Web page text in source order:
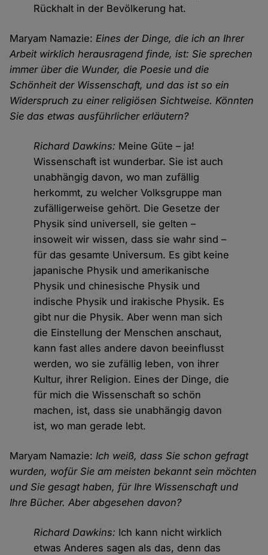
Rückhalt in der Bevölkerung hat.
Maryam Namazie:Eines der Dinge, die ich an Ihrer
Arbeit wirklich herausragend finde, ist: Sie sprechen
immer über die Wunder, die Poesie und die
Schönheit der Wissenschaft, und das ist so ein
Widerspruch zu einer religiösen Sichtweise. Könnten
Sie das etwas ausführlicher erläutern?
Richard Dawkins: Meine Güte – ja!
Wissenschaft ist wunderbar. Sie ist auch
unabhängig davon, wo man zufällig
herkommt, zu welcher Volksgruppe man
zufälligerweise gehört. Die Gesetze der
Physik sind universell, sie gelten –
insoweit wir wissen, dass sie wahr sind –
für das gesamte Universum. Es gibt keine
japanische Physik und amerikanische
Physik und chinesische Physik und
indische Physik und irakische Physik. Es
gibt nur die Physik. Aber wenn man sich
die Einstellung der Menschen anschaut,
kann fast alles andere davon beeinflusst
werden, wo sie zufällig leben, von ihrer
Kultur, ihrer Religion. Eines der Dinge, die
für mich die Wissenschaft so schön
machen, ist, dass sie unabhängig davon
ist, wo man gerade lebt.
Maryam Namazie:Ich weiß, dass Sie schon gefragt
wurden, wofür Sie am meisten bekannt sein möchten
und Sie gesagt haben, für Ihre Wissenschaft und
Ihre Bücher. Aber abgesehen davon?
Richard Dawkins: Ich kann nicht wirklich
etwas Anderes sagen als das, denn das